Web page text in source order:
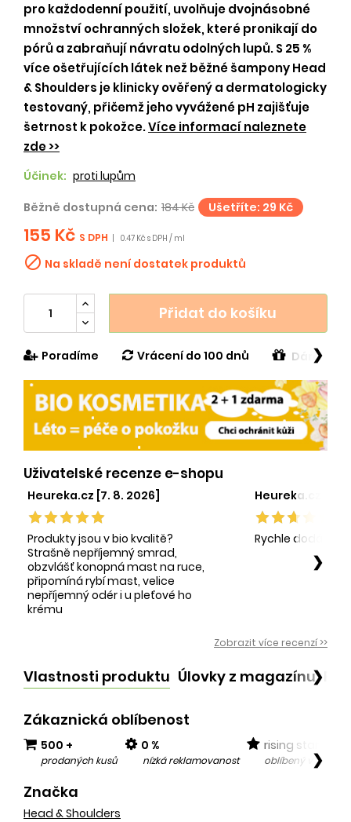
pro každodenní použití, uvolňuje dvojnásobné
množství ochranných složek, které pronikají do
pórů a zabraňují návratu odolných lupů. S 25 %
více ošetřujících látek než běžné šampony Head
& Shoulders je klinicky ověřený a dermatologicky
testovaný, přičemž jeho vyvážené pH zajišťuje
šetrnost k pokožce.Více informací naleznete
zde >>
Účinek: proti lupům
Běžně dostupná cena: 184 Kč Ušetříte: 29 Kč
155 Kč S DPH 0.47 Kč s DPH / ml
 Na skladě není dostatek produktů
Přidat do košíku
Poradíme Vrácení do 100 dnů Dárek v
❯
Uživatelské recenze e-shopu
Heureka.cz [7. 8. 2026]
Produkty jsou v bio kvalitě?
Strašně nepříjemný smrad,
obzvlášť konopná mast na ruce,
připomíná rybí mast, velice
nepříjemný odér i u pleťové ho
krému
Heureka.cz [1.
Rychle dodání
❯
Zobrazit více recenzí >>
Vlastnosti produktu Úlovky z magazínu❯
Zákaznická oblíbenost
500 +
prodaných kusů
0 %
nízká reklamovanost
rising star
oblíbený v❯
Značka
Head & Shoulders